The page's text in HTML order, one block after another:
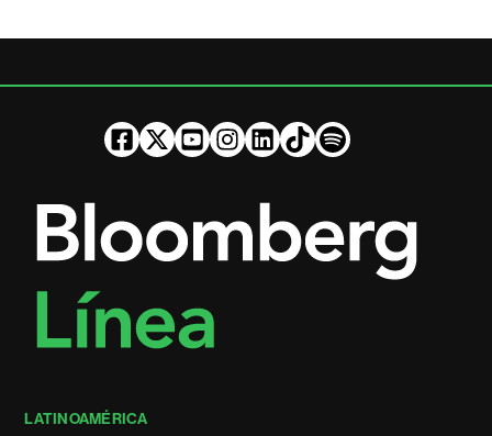
LATINOAMÉRICA